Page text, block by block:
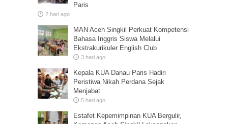
Paris
2 hari ago
MAN Aceh Singkil Perkuat Kompetensi
Bahasa Inggris Siswa Melalui
Ekstrakurikuler English Club
3 hari ago
Kepala KUA Danau Paris Hadiri
Peristiwa Nikah Perdana Sejak
Menjabat
5 hari ago
Estafet Kepemimpinan KUA Bergulir,